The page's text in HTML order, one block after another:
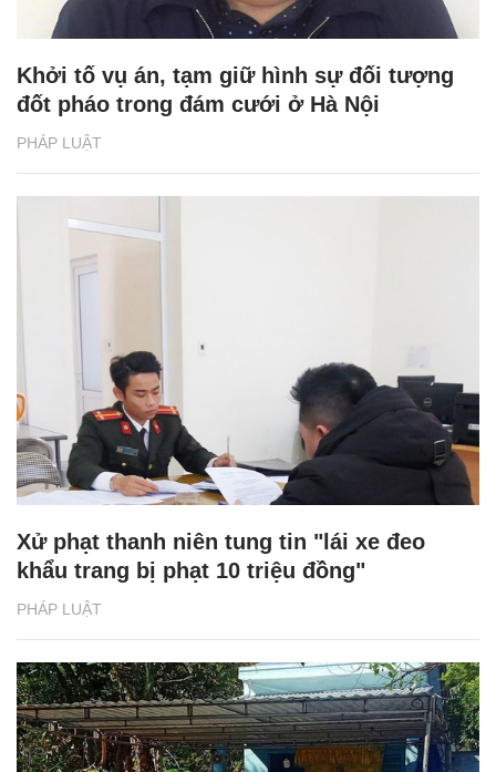
PHÁP LUẬT
Khởi tố vụ án, tạm giữ hình sự đối tượng
đốt pháo trong đám cưới ở Hà Nội
PHÁP LUẬT
Xử phạt thanh niên tung tin "lái xe đeo
khẩu trang bị phạt 10 triệu đồng"